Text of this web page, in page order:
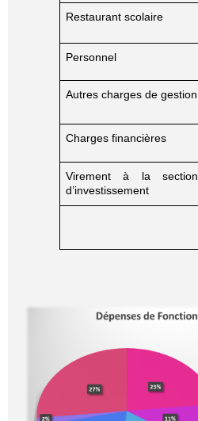
Restaurant scolaire
Personnel
Autres charges de gestion
Charges financières
Virement à la section
d’investissement